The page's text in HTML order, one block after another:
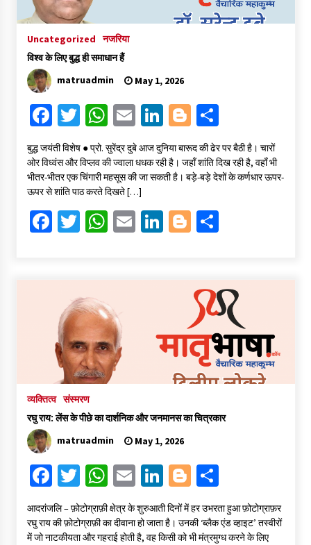
Uncategorized नजरिया
विश्व के लिए बुद्ध ही समाधान हैं
matruadmin
May 1, 2026
Fa
ce
b
o
o
k
T
wi
tt
er
W
h
at
sA
p
p
E
m
ai
l
Li
n
ke
dI
n
Bl
gg
er
S
ar
e
बुद्ध जयंती विशेष ● प्रो. सुरेंद्र दुबे आज दुनिया बारूद की ढेर पर बैठी है। चारों
ओर विध्वंस और विप्लव की ज्वाला धधक रही है। जहाँ शांति दिख रही है, वहाँ भी
भीतर-भीतर एक चिंगारी महसूस की जा सकती है। बड़े-बड़े देशों के कर्णधार ऊपर-
ऊपर से शांति पाठ करते दिखते […]
Fa
o
k
T W
p
p
E Li Bl
er
S
e
व्यक्तित्व संस्मरण
रघु राय: लेंस के पीछे का दार्शनिक और जनमानस का चित्रकार
matruadmin
May 1, 2026
Fa
ce
b
T
wi
tt
W
h
at
E
ai
Li
n
ke
Bl
gg
S
ar
आदरांजलि – फ़ोटोग्राफ़ी क्षेत्र के शुरुआती दिनों में हर उभरता हुआ फ़ोटोग्राफ़र
रघु राय की फ़ोटोग्राफ़ी का दीवाना हो जाता है। उनकी ‘ब्लैक एंड व्हाइट’ तस्वीरों
में जो नाटकीयता और गहराई होती है, वह किसी को भी मंत्रमुग्ध करने के लिए